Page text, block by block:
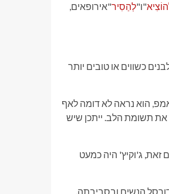
"ו"לְהַסִיר"אירופאים,
כשווים או טובים יותר
4 עם כישורי שמירה וזריקת ג'אמפ, הוא נראה לא דומה לאף
את תשומת הלב. ייתכן שיש
זאת, ג'וקיץ' היה כמעט
הנשים ובסביבתה.